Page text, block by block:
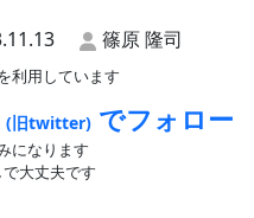
篠原 隆司
利用しています
(旧twitter) でフォロー
になります
大丈夫です